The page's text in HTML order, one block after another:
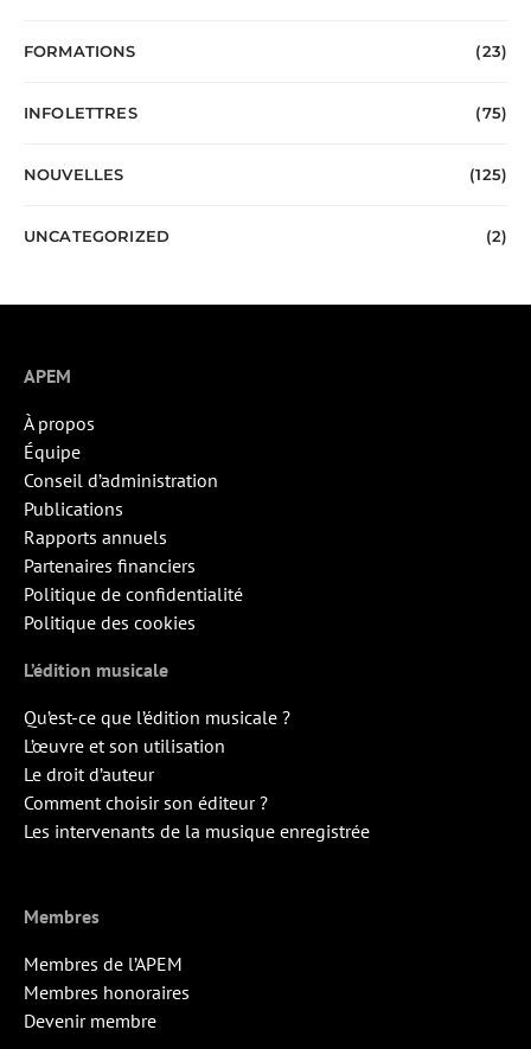
FORMATIONS (23)
INFOLETTRES (75)
NOUVELLES (125)
UNCATEGORIZED (2)
APEM
À propos
Équipe
Conseil d’administration
Publications
Rapports annuels
Partenaires financiers
Politique de confidentialité
Politique des cookies
L’édition musicale
Qu’est-ce que l’édition musicale ?
L’œuvre et son utilisation
Le droit d’auteur
Comment choisir son éditeur ?
Les intervenants de la musique enregistrée
Membres
Membres de l’APEM
Membres honoraires
Devenir membre